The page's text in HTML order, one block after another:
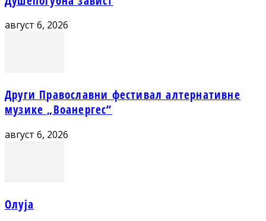
август 6, 2026
Други Православни фестивал алтернативне
музике „Воанергес“
август 6, 2026
Олуја